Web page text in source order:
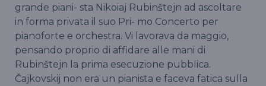
grande piani- sta Nikoiaj Rubinštejn ad ascoltare
in forma privata il suo Pri- mo Concerto per
pianoforte e orchestra. Vi lavorava da maggio,
pensando proprio di affidare alle mani di
Rubinštejn la prima esecuzione pubblica.
Čajkovskij non era un pianista e faceva fatica sulla